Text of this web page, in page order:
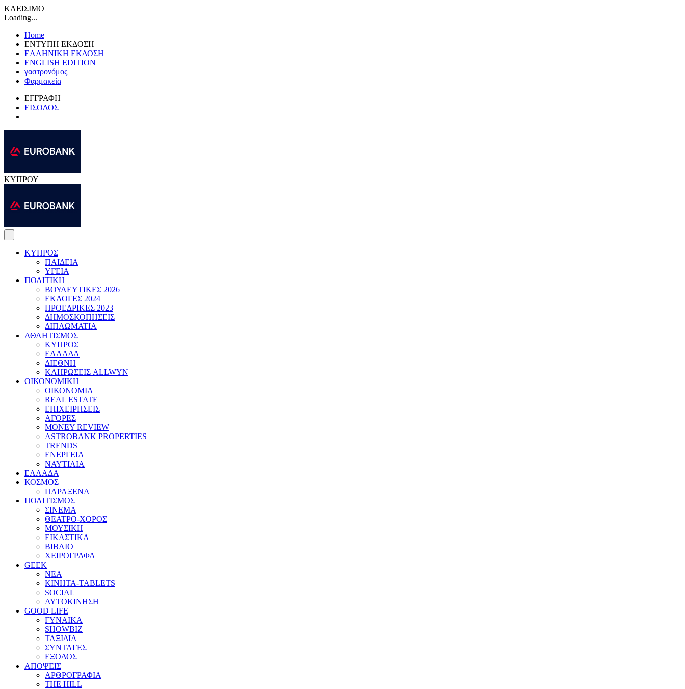
ΚΛΕΙΣΙΜΟ
Loading...
Home
ΕΝΤΥΠΗ ΕΚΔΟΣΗ
ΕΛΛΗΝΙΚΗ ΕΚΔΟΣΗ
ENGLISH EDITION
γαστρονόμος
Φαρμακεία
ΕΓΓΡΑΦΗ
ΕΙΣΟΔΟΣ
ΚΥΠΡΟΥ
ΚΥΠΡΟΣ
ΠΑΙΔΕΙΑ
ΥΓΕΙΑ
ΠΟΛΙΤΙΚΗ
ΒΟΥΛΕΥΤΙΚΕΣ 2026
ΕΚΛΟΓΕΣ 2024
ΠΡΟΕΔΡΙΚΕΣ 2023
ΔΗΜΟΣΚΟΠΗΣΕΙΣ
ΔΙΠΛΩΜΑΤΙΑ
ΑΘΛΗΤΙΣΜΟΣ
ΚΥΠΡΟΣ
ΕΛΛΑΔΑ
ΔΙΕΘΝΗ
ΚΛΗΡΩΣΕΙΣ ALLWYN
ΟΙΚΟΝΟΜΙΚΗ
ΟΙΚΟΝΟΜΙΑ
REAL ESTATE
ΕΠΙΧΕΙΡΗΣΕΙΣ
ΑΓΟΡΕΣ
MONEY REVIEW
ASTROBANK PROPERTIES
TRENDS
ΕΝΕΡΓΕΙΑ
ΝΑΥΤΙΛΙΑ
ΕΛΛΑΔΑ
ΚΟΣΜΟΣ
ΠΑΡΑΞΕΝΑ
ΠΟΛΙΤΙΣΜΟΣ
ΣΙΝΕΜΑ
ΘΕΑΤΡΟ-ΧΟΡΟΣ
ΜΟΥΣΙΚΗ
ΕΙΚΑΣΤΙΚΑ
ΒΙΒΛΙΟ
ΧΕΙΡΟΓΡΑΦΑ
GEEK
ΝΕΑ
ΚΙΝΗΤΑ-TABLETS
SOCIAL
ΑΥΤΟΚΙΝΗΣΗ
GOOD LIFE
ΓΥΝΑΙΚΑ
SHOWBIZ
ΤΑΞΙΔΙΑ
ΣΥΝΤΑΓΕΣ
ΕΞΟΔΟΣ
ΑΠΟΨΕΙΣ
ΑΡΘΡΟΓΡΑΦΙΑ
THE HILL